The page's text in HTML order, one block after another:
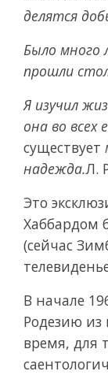
делятся
Было много
прошли
Я изучил
она во всех
существует
надежда.Л.
Это
Хаббардом
(сейчас
В начале
Родезию
время, для